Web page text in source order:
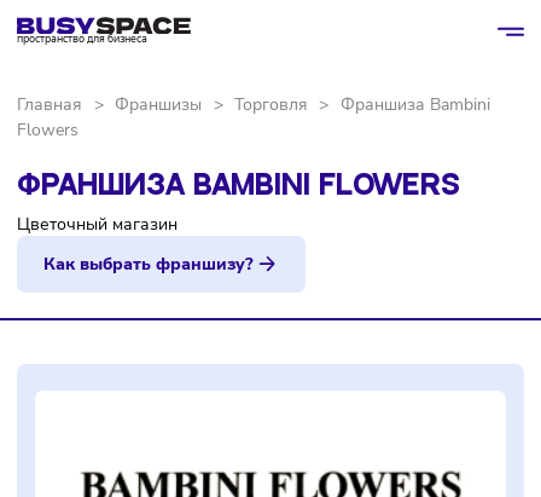
пространство для бизнеса
Главная > Франшизы > Торговля > Франшиза
Flowers
Как выбрать франшизу?